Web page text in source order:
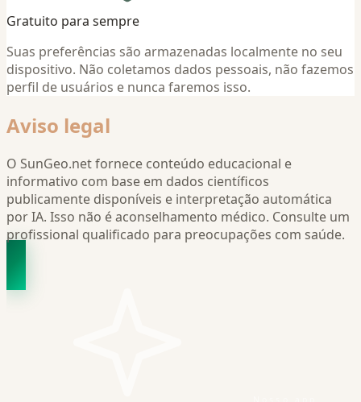
Gratuito para sempre
Suas preferências são armazenadas localmente no seu
dispositivo. Não coletamos dados pessoais, não fazemos
perfil de usuários e nunca faremos isso.
Aviso legal
O SunGeo.net fornece conteúdo educacional e
informativo com base em dados científicos
publicamente disponíveis e interpretação automática
por IA. Isso não é aconselhamento médico. Consulte um
profissional qualificado para preocupações com saúde.